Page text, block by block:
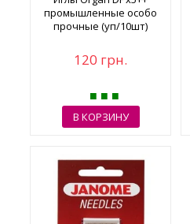
промышленные особо
прочные (уп/10шт)
120 грн.
В КОРЗИНУ